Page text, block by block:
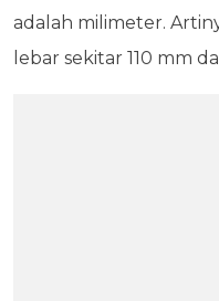
adalah milimeter.
lebar sekitar 110 mm